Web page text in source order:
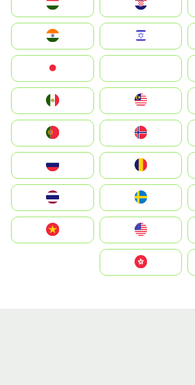
Hrvatska
Magyarország
Indonesia
South Korea
Nederland
Portugal
România
Slovensko
United States
Vietnam